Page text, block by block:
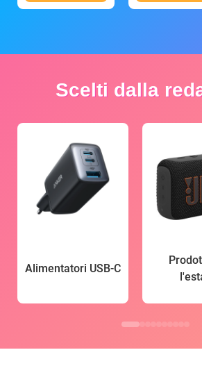
Scelti dalla
Alimentatori USB-C